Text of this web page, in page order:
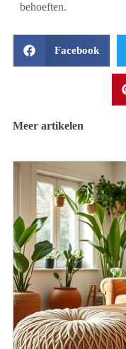
behoeften.
Facebook
Meer artikelen